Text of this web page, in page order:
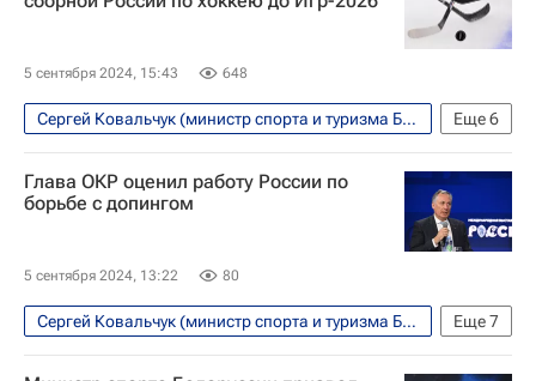
5 сентября 2024, 15:43 648
Еще6
Сергей Ковальчук (министр спорта и туризма Белоруссии)
Хоккей
Спорт
Белоруссия
Олимпийские игры
Сборная России по хоккею с шайбой
Глава ОКР оценил работу России по
борьбе с допингом
5 сентября 2024, 13:22 80
Еще7
Сергей Ковальчук (министр спорта и туризма Белоруссии)
Спорт
Олимпийские игры
Россия